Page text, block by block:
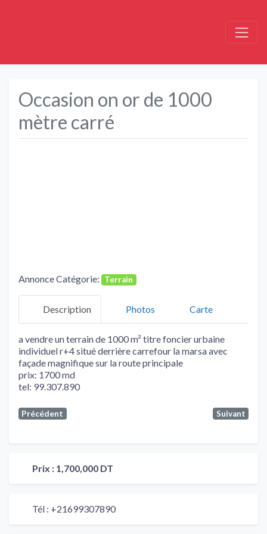
Occasion on or de 1000
mètre carré
Annonce Catégorie: Terrain
Description Photos Carte
a vendre un terrain de 1000 m² titre foncier urbaine
individuel r+4 situé derrière carrefour la marsa avec
façade magnifique sur la route principale
prix: 1700 md
tel: 99.307.890
Précédent Suivant
Prix : 1,700,000 DT
Tél : +21699307890